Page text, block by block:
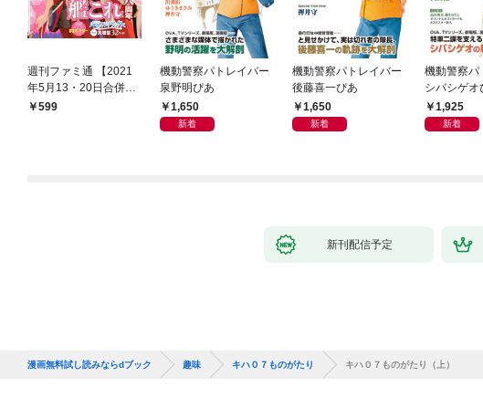
週刊ファミ通 【2021
年5月13・20日合併
号】599
機動警察パトレイバー
泉野明ぴあ
1,650
新着
機動警察パトレイバー
後藤喜一ぴあ
1,650
新着
機動警察パ
シバシゲオ
1,925
新着
新刊配信予定
漫画無料試し読みならdブック 趣味 キハ０７ものがたり キハ０７ものがたり（上）